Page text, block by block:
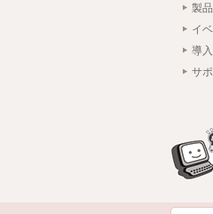
製
イ
導
サ